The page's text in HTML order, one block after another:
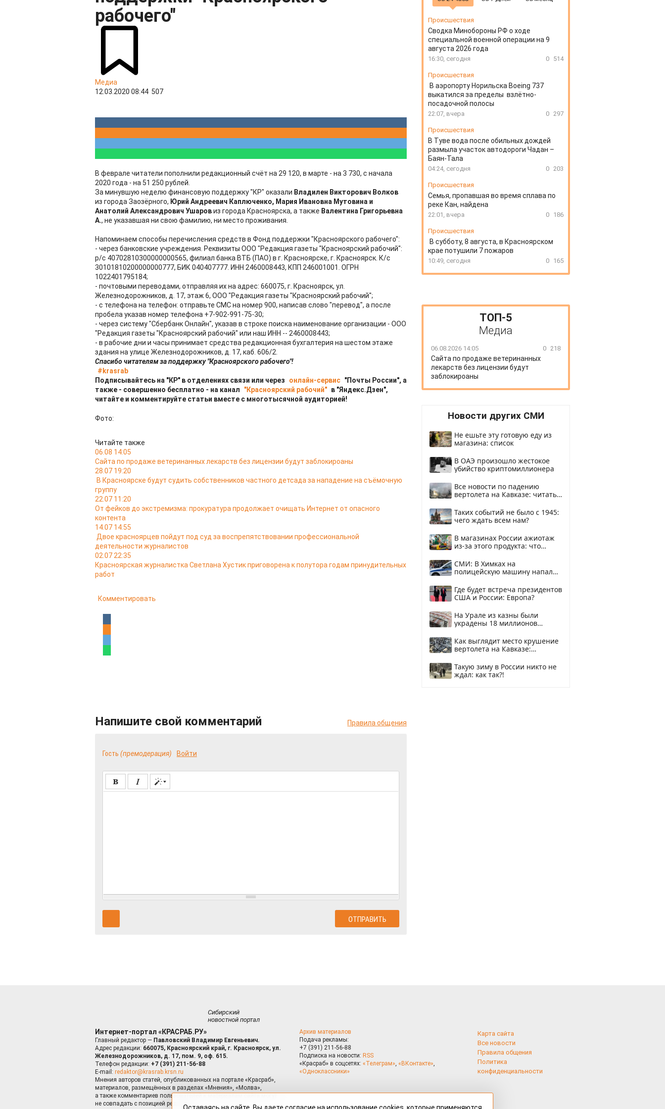
рабочего"
Медиа
12.03.2020 08:44 507
В феврале читатели пополнили редакционный счёт на 29 120, в марте - на 3 730, с начала
2020 года - на 51 250 рублей.
За минувшую неделю финансовую поддержку "КР" оказали Владилен Викторович Волков
из города Заозёрного, Юрий Андреевич Каплюченко, Мария Ивановна Мутовина и
Анатолий Александрович Ушаровиз города Красноярска, а также Валентина Григорьевна
А., не указавшая ни свою фамилию, ни место проживания.
Напоминаем способы перечисления средств в Фонд поддержки "Красноярского рабочего":
- через банковские учреждения. Реквизиты ООО "Редакция газеты "Красноярский рабочий":
р/с 40702810300000000565, филиал банка ВТБ (ПАО) в г. Красноярске, г. Красноярск. К/с
30101810200000000777, БИК 040407777. ИНН 2460008443, КПП 246001001. ОГРН
1022401795184;
- почтовыми переводами, отправляя их на адрес: 660075, г. Красноярск, ул.
Железнодорожников, д. 17, этаж 6, ООО "Редакция газеты "Красноярский рабочий";
- с телефона на телефон: отправьте СМС на номер 900, написав слово "перевод", а после
пробела указав номер телефона +7-902-991-75-30;
- через систему "Сбербанк Онлайн", указав в строке поиска наименование организации - ООО
"Редакция газеты "Красноярский рабочий" или наш ИНН -- 2460008443;
- в рабочие дни и часы принимает средства редакционная бухгалтерия на шестом этаже
здания на улице Железнодорожников, д. 17, каб. 606/2.
Спасибо читателям за поддержку "Красноярского рабочего"!
#krasrab
Подписывайтесь на "КР" в отделениях связи или через
онлайн-сервис "Почты России", а
также - совершенно бесплатно - на канал
"Красноярский рабочий" в "Яндекс.Дзен",
читайте и комментируйте статьи вместе с многотысячной аудиторией!
Фото:
Читайте также
06.08 14:05
Сайта по продаже ветеринанных лекарств без лицензии будут заблокироаны
28.07 19:20
В Красноярске будут судить собственников частного детсада за нападение на съёмочную
группу
22.07 11:20
От фейков до экстремизма: прокуратура продолжает очищать Интернет от опасного
контента
14.07 14:55
Двое красноярцев пойдут под суд за воспрепятствовании профессиональной
деятельности журналистов
02.07 22:35
Красноярская журналистка Светлана Хустик приговорена к полутора годам принудительных
работ
Комментировать
Напишите свой комментарий Правила общения
Гость (премодерация) Войти
Происшествия
Сводка Минобороны РФ о ходе
специальной военной операции на 9
августа 2026 года
16:30, сегодня 0 514
Происшествия
В аэропорту Норильска Boeing 737
выкатился за пределы взлётно-
посадочной полосы
22:07, вчера 0 297
Происшествия
В Туве вода после обильных дождей
размыла участок автодороги Чадан –
Баян-Тала
04:24, сегодня 0 203
Происшествия
Семья, пропавшая во время сплава по
реке Кан, найдена
22:01, вчера 0 186
Происшествия
В субботу, 8 августа, в Красноярском
крае потушили 7 пожаров
10:49, сегодня 0 165
ТОП-5
Медиа
06.08.2026 14:05 0 218
Сайта по продаже ветеринанных
лекарств без лицензии будут
заблокироаны
Новости других СМИ
Не ешьте эту готовую еду из
магазина: список
В ОАЭ произошло жестокое
убийство криптомиллионера
Все новости по падению
вертолета на Кавказе: читать
Таких событий не было с 1945:
чего ждать всем нам?
В магазинах России ажиотаж
из-за этого продукта: что
СМИ: В Химках на
полицейскую машину напали
Где будет встреча президентов
США и России: Европа?
На Урале из казны были
украдены 18 миллионов
Как выглядит место крушение
вертолета на Кавказе:
Такую зиму в России никто не
ждал: как так?!
Сибирский
новостной портал
Интернет-портал «КРАСРАБ.РУ»
Главный редактор — Павловский Владимир Евгеньевич.
Адрес редакции: 660075, Красноярский край, г. Красноярск, ул.
Железнодорожников, д. 17, пом. 9, оф. 615.
Телефон редакции: +7 (391) 211-56-88
E-mail: redaktor@krasrab.krsn.ru
Мнения авторов статей, опубликованных на портале «Красраб»,
материалов, размещённых в разделах «Мнения», «Молва»,
а также комментариев пользователей к материалам сайта могут
не совпадать с позицией редакции.
Архив материалов
Подача рекламы:
+7 (391) 211-56-88
Подписка на новости: RSS
«Красраб» в соцсетях: «Телеграм», «ВКонтакте»,
«Одноклассники»
Карта сайта
Все новости
Правила общения
Политика
конфиденциальности